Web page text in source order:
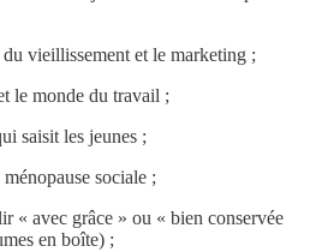
vieillissement et le marketing ;
le monde du travail ;
saisit les jeunes ;
sociale ;
« avec grâce » ou « bien conservée
en boîte) ;